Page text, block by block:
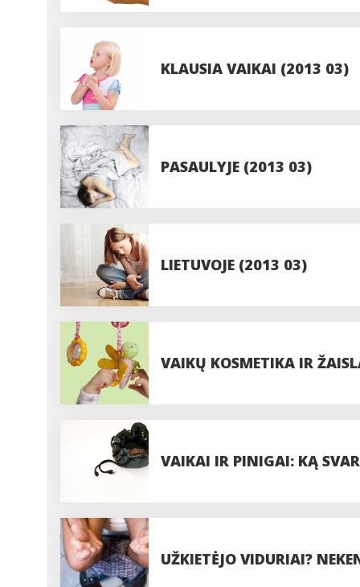
KLAUSIA VAIKAI (2013 03)
PASAULYJE (2013 03)
LIETUVOJE (2013 03)
VAIKŲ KOSMETIKA IR
VAIKAI IR PINIGAI: KĄ
UŽKIETĖJO VIDURIAI?